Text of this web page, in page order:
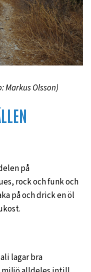
Markus Olsson)
på
rock och funk och
på och drick en öl
lagar bra